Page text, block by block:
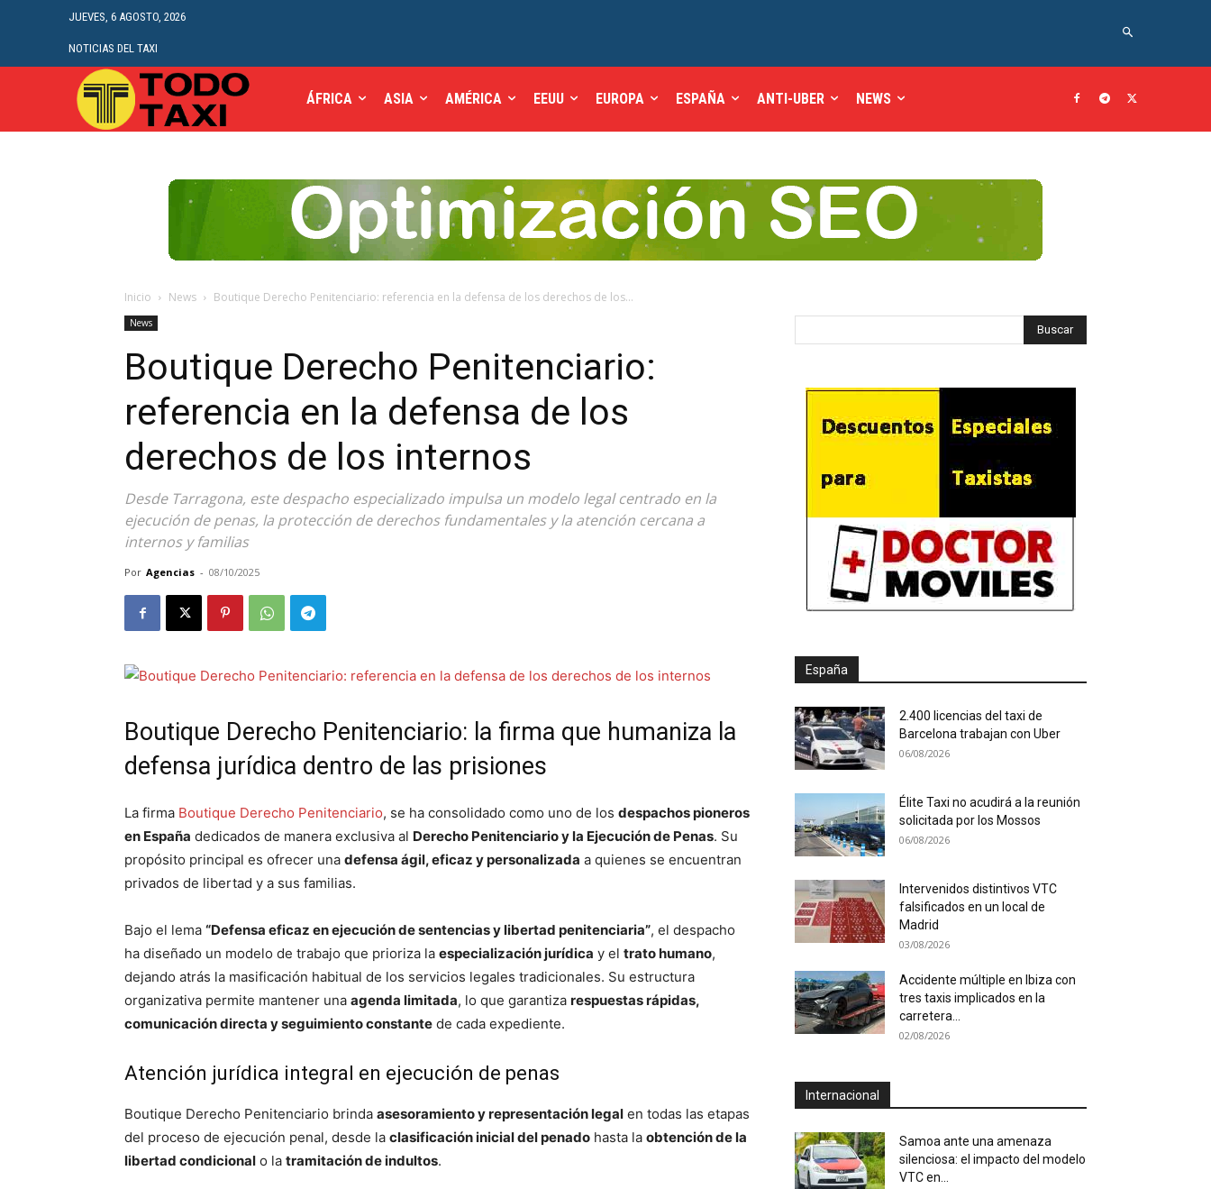
JUEVES, 6 AGOSTO, 2026
NOTICIAS DEL TAXI
ÁFRICA ASIA AMÉRICA EEUU EUROPA ESPAÑA ANTI-UBER NEWS
Inicio News Boutique Derecho Penitenciario: referencia en la defensa de los derechos de los...
News
Boutique Derecho Penitenciario:
referencia en la defensa de los
derechos de los internos
Desde Tarragona, este despacho especializado impulsa un modelo legal centrado en la
ejecución de penas, la protección de derechos fundamentales y la atención cercana a
internos y familias
Por Agencias - 08/10/2025
Boutique Derecho Penitenciario: la firma que humaniza la
defensa jurídica dentro de las prisiones
La firma Boutique Derecho Penitenciario, se ha consolidado como uno de los despachos pioneros
en España dedicados de manera exclusiva al Derecho Penitenciario y la Ejecución de Penas. Su
propósito principal es ofrecer una defensa ágil, eficaz y personalizada a quienes se encuentran
privados de libertad y a sus familias.
Bajo el lema “Defensa eficaz en ejecución de sentencias y libertad penitenciaria”, el despacho
ha diseñado un modelo de trabajo que prioriza la especialización jurídica y el trato humano,
dejando atrás la masificación habitual de los servicios legales tradicionales. Su estructura
organizativa permite mantener una agenda limitada, lo que garantiza respuestas rápidas,
comunicación directa y seguimiento constante de cada expediente.
Atención jurídica integral en ejecución de penas
Boutique Derecho Penitenciario brinda asesoramiento y representación legal en todas las etapas
del proceso de ejecución penal, desde la clasificación inicial del penado hasta la obtención de la
libertad condicional o la tramitación de indultos.
España
2.400 licencias del taxi de
Barcelona trabajan con Uber
06/08/2026
Élite Taxi no acudirá a la reunión
solicitada por los Mossos
06/08/2026
Intervenidos distintivos VTC
falsificados en un local de
Madrid
03/08/2026
Accidente múltiple en Ibiza con
tres taxis implicados en la
carretera...
02/08/2026
Internacional
Samoa ante una amenaza
silenciosa: el impacto del modelo
VTC en...